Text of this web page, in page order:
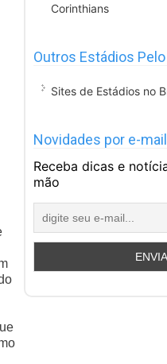
Corinthians
Outros Estádios
Sites de Estádios no
Novidades por e-mail
Receba dicas e
mão